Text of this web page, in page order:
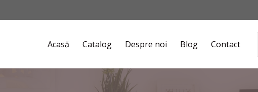
Acasă Catalog Despre noi Blog Contact